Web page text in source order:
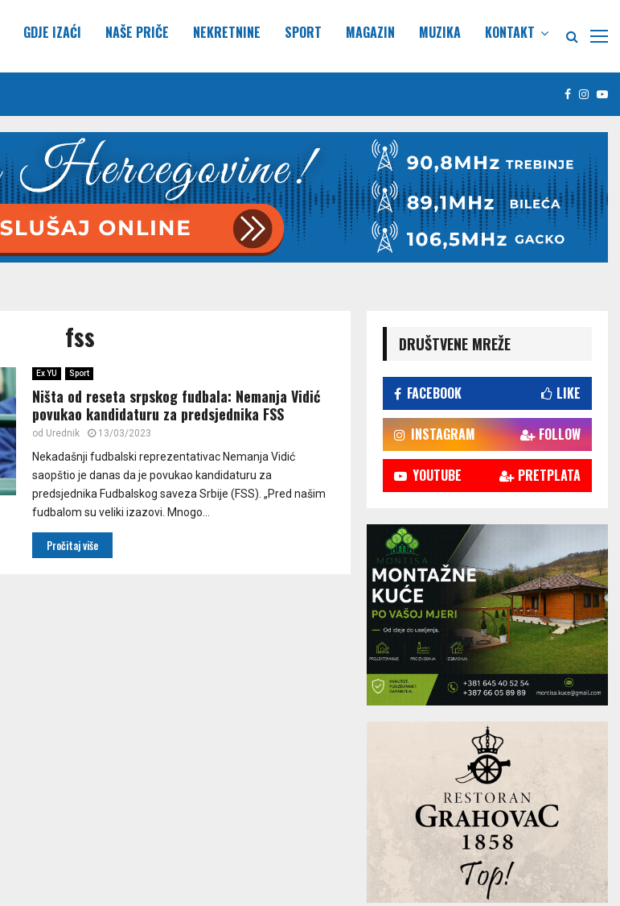
GDJE IZAĆI NAŠE PRIČE NEKRETNINE SPORT MAGAZIN MUZIKA KONTAKT
Facebook
fss
Ex YU Sport
Ništa od reseta srpskog fudbala: Nemanja Vidić
povukao kandidaturu za predsjednika FSS
od Urednik 13/03/2023
Nekadašnji fudbalski reprezentativac Nemanja Vidić
saopštio je danas da je povukao kandidaturu za
predsjednika Fudbalskog saveza Srbije (FSS). „Pred našim
fudbalom su veliki izazovi. Mnogo...
Pročitaj više
DRUŠTVENE MREŽE
FACEBOOK LIKE
INSTAGRAM FOLLOW
YOUTUBE PRETPLATA